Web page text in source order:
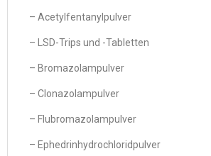
– Acetylfentanylpulver
– LSD-Trips und -Tabletten
– Bromazolampulver
– Clonazolampulver
– Flubromazolampulver
– Ephedrinhydrochloridpulver